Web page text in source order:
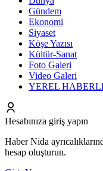
Gündem
Ekonomi
Siyaset
Köşe Yazısı
Kültür-Sanat
Foto Galeri
Video Galeri
YEREL
Hesabınıza giriş yapın
Haber Nida
hesap oluşturun.